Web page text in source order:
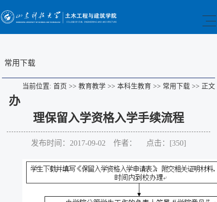
常用下载
当前位置: 首页 >> 教育教学>> 本科生教育>> 常用下载>> 正文
办
理保留入学资格入学手续流程
发布时间：2017-09-02 作者： 点击：[350]